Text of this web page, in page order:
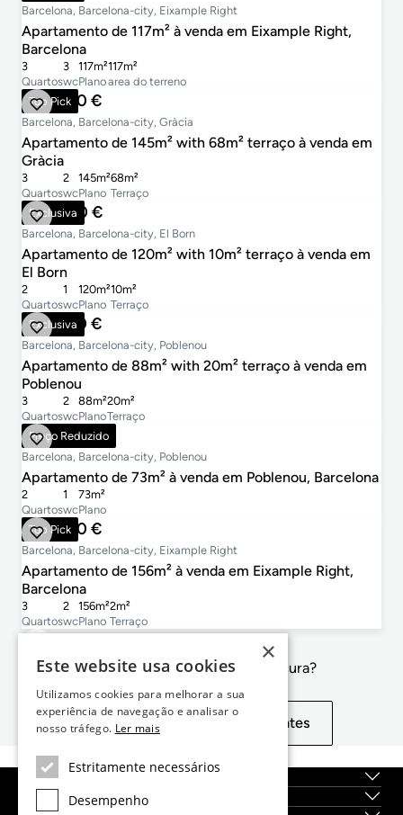
Barcelona, Barcelona-city, Eixample Right
Apartamento de 117m² à venda em Eixample Right,
Barcelona
Quartos
3
wc
3
Plano
117m²
area do terreno
117m²
Top Pick
699.000 €
Barcelona, Barcelona-city, Gràcia
Apartamento de 145m² with 68m² terraço à venda em
Gràcia
Quartos
3
wc
2
Plano
145m²
Terraço
68m²
Exclusiva
700.000 €
Barcelona, Barcelona-city, El Born
Apartamento de 120m² with 10m² terraço à venda em
El Born
Quartos
2
wc
1
Plano
120m²
Terraço
10m²
Exclusiva
760.000 €
Barcelona, Barcelona-city, Poblenou
Apartamento de 88m² with 20m² terraço à venda em
Poblenou
Quartos
3
wc
2
Plano
88m²
Terraço
20m²
Preço Reduzido
630.000 €
Barcelona, Barcelona-city, Poblenou
Apartamento de 73m² à venda em Poblenou, Barcelona
Quartos
2
wc
1
Plano
73m²
Top Pick
920.000 €
Barcelona, Barcelona-city, Eixample Right
Apartamento de 156m² à venda em Eixample Right,
Barcelona
Quartos
3
wc
2
Plano
156m²
Terraço
2m²
Não é exactamente o que procura?
Exibir propriedades semelhantes
Sobre nós
Serviços
×
Este website usa cookies
Utilizamos cookies para melhorar a sua
experiência de navegação e analisar o
nosso tráfego. Ler mais
Estritamente necessários
Desempenho